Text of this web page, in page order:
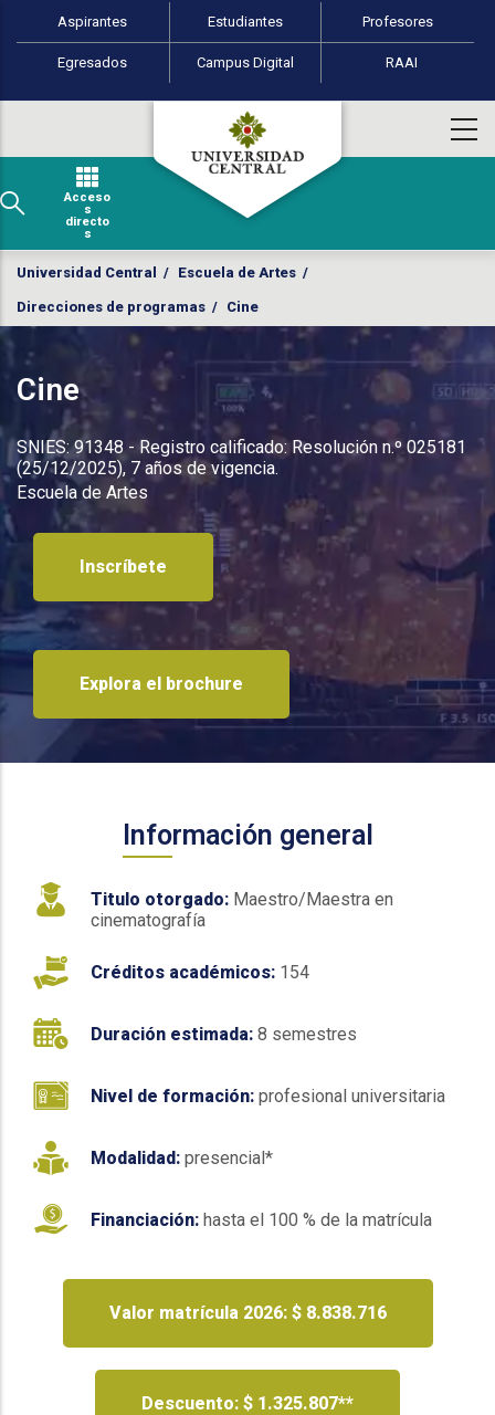
Pasar al contenido principal
Perfiles de usuario
Aspirantes Estudiantes Profesores
Egresados Campus Digital RAAI
Acceso
s
directo
s
Universidad Central / Escuela de Artes /
Direcciones de programas / Cine
Cine
SNIES: 91348 - Registro calificado: Resolución n.º 025181
(25/12/2025), 7 años de vigencia.
Escuela de Artes
Inscríbete
Explora el brochure
Información general
Titulo otorgado: Maestro/Maestra en
cinematografía
Créditos académicos: 154
Duración estimada: 8 semestres
Nivel de formación: profesional universitaria
Modalidad: presencial*
Financiación: hasta el 100 % de la matrícula
Valor matrícula 2026: $ 8.838.716
Descuento: $ 1.325.807**